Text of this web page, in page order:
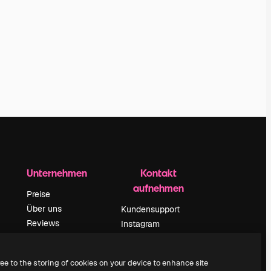
Unternehmen
Preise
Über uns
Reviews
Blog
Kontakt
aufnehmen
Kundensupport
Instagram
TikTok
to the storing of cookies on your device to enhance site